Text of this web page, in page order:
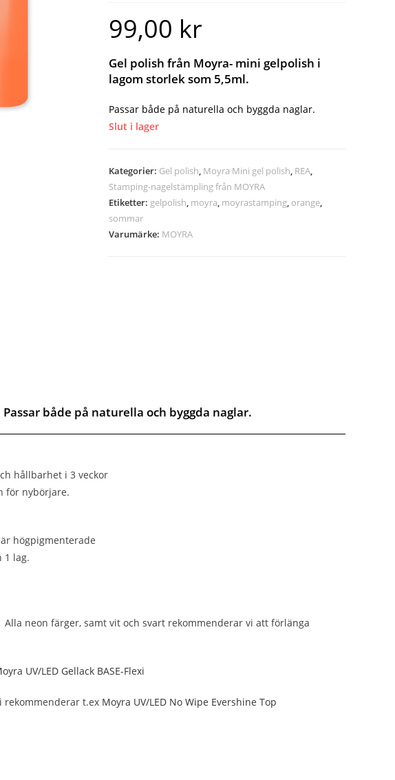
99,00 kr
Gel polish från Moyra- mini gelpolish i
lagom storlek som 5,5ml.
Passar både på naturella och byggda naglar.
Slut i lager
Kategorier: Gel polish, Moyra Mini gel polish, REA,
Stamping-nagelstämpling från MOYRA
Etiketter: gelpolish, moyra, moyrastamping, orange,
sommar
Varumärke: MOYRA
både på naturella och byggda naglar.
hållbarhet i 3 veckor
för nybörjare.
högpigmenterade
1 lag.
neon färger, samt vit och svart rekommenderar vi att förlänga
UV/LED Gellack BASE-Flexi
rekommenderar t.ex Moyra UV/LED No Wipe Evershine Top